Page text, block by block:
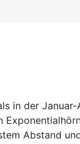
in der
Abstand